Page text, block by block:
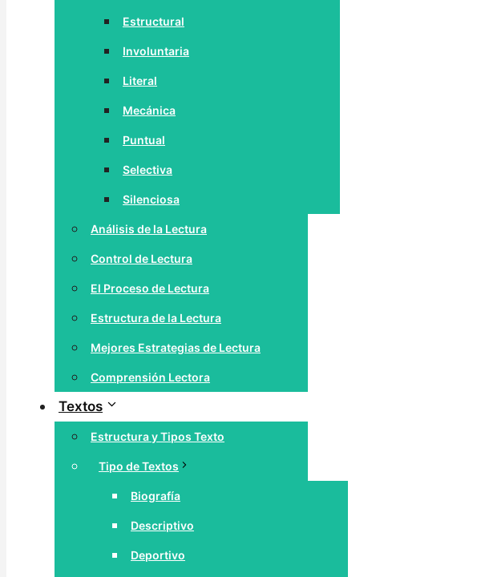
Estructural
Involuntaria
Literal
Mecánica
Puntual
Selectiva
Silenciosa
Análisis de la Lectura
Control de Lectura
El Proceso de Lectura
Estructura de la Lectura
Mejores Estrategias de Lectura
Comprensión Lectora
Textos
Estructura y Tipos Texto
Tipo de Textos
Biografía
Descriptivo
Deportivo